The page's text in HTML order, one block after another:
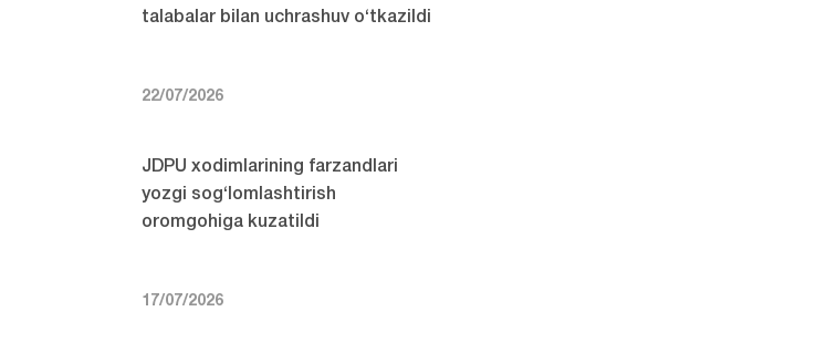
talabalar bilan uchrashuv o‘tkazildi
22/07/2026
JDPU xodimlarining farzandlari
yozgi sog‘lomlashtirish
oromgohiga kuzatildi
17/07/2026